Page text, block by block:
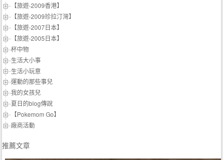
【旅遊-2009香港】
【旅遊-2009珍拉汀灣】
【旅遊-2007日本】
【旅遊-2005日本】
杯中物
生活大小事
生活小玩意
運動的那些事兒
我的女孩兒
夏日的blog傳說
【Pokemom Go】
廠商活動
推薦文章